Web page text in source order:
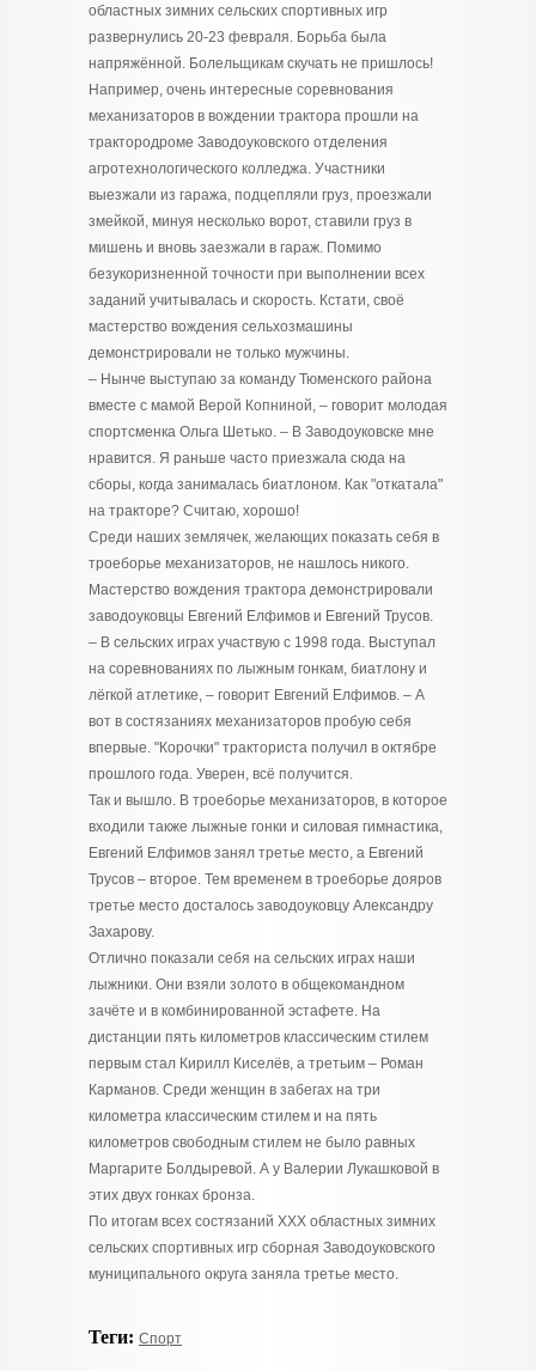
областных зимних сельских спортивных игр
развернулись 20-23 февраля. Борьба была
напряжённой. Болельщикам скучать не пришлось!
Например, очень интересные соревнования
механизаторов в вождении трактора прошли на
трактородроме Заводоуковского отделения
агротехнологического колледжа. Участники
выезжали из гаража, подцепляли груз, проезжали
змейкой, минуя несколько ворот, ставили груз в
мишень и вновь заезжали в гараж. Помимо
безукоризненной точности при выполнении всех
заданий учитывалась и скорость. Кстати, своё
мастерство вождения сельхозмашины
демонстрировали не только мужчины.
– Нынче выступаю за команду Тюменского района
вместе с мамой Верой Копниной, – говорит молодая
спортсменка Ольга Шетько. – В Заводоуковске мне
нравится. Я раньше часто приезжала сюда на
сборы, когда занималась биатлоном. Как "откатала"
на тракторе? Считаю, хорошо!
Среди наших землячек, желающих показать себя в
троеборье механизаторов, не нашлось никого.
Мастерство вождения трактора демонстрировали
заводоуковцы Евгений Елфимов и Евгений Трусов.
– В сельских играх участвую с 1998 года. Выступал
на соревнованиях по лыжным гонкам, биатлону и
лёгкой атлетике, – говорит Евгений Елфимов. – А
вот в состязаниях механизаторов пробую себя
впервые. "Корочки" тракториста получил в октябре
прошлого года. Уверен, всё получится.
Так и вышло. В троеборье механизаторов, в которое
входили также лыжные гонки и силовая гимнастика,
Евгений Елфимов занял третье место, а Евгений
Трусов – второе. Тем временем в троеборье дояров
третье место досталось заводоуковцу Александру
Захарову.
Отлично показали себя на сельских играх наши
лыжники. Они взяли золото в общекомандном
зачёте и в комбинированной эстафете. На
дистанции пять километров классическим стилем
первым стал Кирилл Киселёв, а третьим – Роман
Карманов. Среди женщин в забегах на три
километра классическим стилем и на пять
километров свободным стилем не было равных
Маргарите Болдыревой. А у Валерии Лукашковой в
этих двух гонках бронза.
По итогам всех состязаний XXX областных зимних
сельских спортивных игр сборная Заводоуковского
муниципального округа заняла третье место.
Теги: Спорт